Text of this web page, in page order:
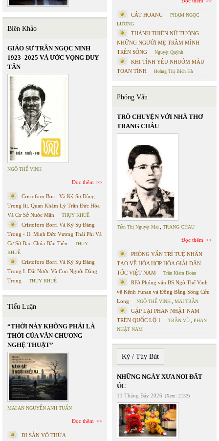
Biên Khảo
GIÁO SƯ TRẦN NGỌC NINH
1923 -2025 VÀ ƯỚC VỌNG DUY
TÂN
NGÔ THẾ VINH
Đọc thêm
Cristoforo Borri Và Ký Sự Đàng
Trong Iii. Quan Khám Lý Trần Đức Hòa
Và Cơ Sở Nước Mặn
THỤY KHUÊ
Cristoforo Borri Và Ký Sự Đàng
Trong - II. Minh Đức Vương Thái Phi Và
Cơ Sở Đạo Chúa Đầu Tiên
THỤY
KHUÊ
Cristoforo Borri Và Ký Sự Đàng
Trong I. Đất Nước Và Con Người Đàng
Trong
THỤY KHUÊ
Tiểu Luận
“THỜI NÀY KHÔNG PHẢI LÀ
THỜI CỦA VĂN CHƯƠNG
NGHỆ THUẬT”
MAI AN NGUYỄN ANH TUẤN
Đọc thêm
DI SẢN VÔ THỪA
CÁT HOANG
PHẠM NGỌC
LƯƠNG
THÁNH THIÊN NỮ TƯỚNG -
NHỮNG NGƯỜI MẸ TRẦM MÌNH
TRÊN SÔNG
Nguyệt Quỳnh
KHI TÌNH YÊU NHUỐM MÀU
TOAN TÍNH
Hoàng Thị Bích Hà
Phỏng Vấn
TRÒ CHUYỆN VỚI NHÀ THƠ
TRANG CHÂU
Trần Thị Nguyệt Mai TRANG CHÂU
Đọc thêm
PHỎNG VẤN TRÍ TUỆ NHÂN
TẠO VỀ HÒA HỢP HÒA GIẢI DÂN
TỘC VIỆT NAM
Trần Kiêm Đoàn
RFA Phỏng vấn BS Ngô Thế Vinh
về Kênh Funan và Đồng Bằng Sông Cửu
Long
NGÔ THẾ VINH MAI TRẦN
GẶP LẠI PHAN NHẬT NAM
TRÊN QUỐC LỘ 1
TRẦN VŨ
PHAN
NHẬT NAM
Ký / Tùy Bút
NHỮNG NGÀY XƯA NƠI ĐẤT
ÚC
11 Tháng Bảy 2026 (Xem: 2132)